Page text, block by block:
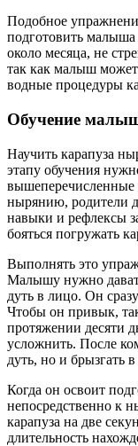
Подобное
подготовить
около месяца, не
так как малыш может
водные процедуры
Обучение
Научить карапуза
этапу обучения
нырянию, родители
навыки и рефлексы
бояться погружать
Выполнять это
Малышу нужно
дуть в лицо. Он
Чтобы он привык,
протяжении десяти
усложнить. После
дуть, но и брызгать
Когда он освоит
непосредственно к
карапуза на две
длительность